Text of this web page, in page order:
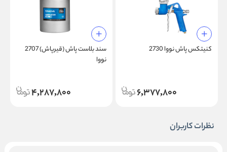
کنیتکس پاش نووا 2730
6,377,800
سند بلاست پاش (قیرپاش) 2707
نووا
4,287,800
نظرات کاربران